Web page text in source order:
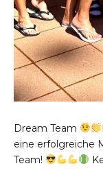
Dream Team
eine erfolgreiche
Team!